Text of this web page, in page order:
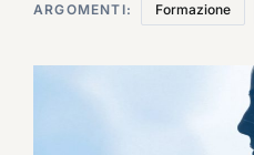
ARGOMENTI: Formazione